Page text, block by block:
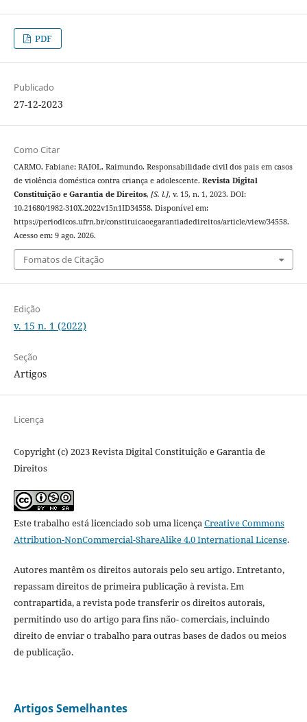
PDF
Publicado
27-12-2023
Como Citar
CARMO, Fabiane; RAIOL, Raimundo. Responsabilidade civil dos pais em casos
de violência doméstica contra criança e adolescente. Revista Digital
Constituição e Garantia de Direitos, [S. l.], v. 15, n. 1, 2023. DOI:
10.21680/1982-310X.2022v15n1ID34558. Disponível em:
https://periodicos.ufrn.br/constituicaoegarantiadedireitos/article/view/34558.
Acesso em: 9 ago. 2026.
Fomatos de Citação
Edição
v. 15 n. 1 (2022)
Seção
Artigos
Licença
Copyright (c) 2023 Revista Digital Constituição e Garantia de
Direitos
Este trabalho está licenciado sob uma licença Creative Commons
Attribution-NonCommercial-ShareAlike 4.0 International License.
Autores mantêm os direitos autorais pelo seu artigo. Entretanto,
repassam direitos de primeira publicação à revista. Em
contrapartida, a revista pode transferir os direitos autorais,
permitindo uso do artigo para fins não- comerciais, incluindo
direito de enviar o trabalho para outras bases de dados ou meios
de publicação.
Artigos Semelhantes